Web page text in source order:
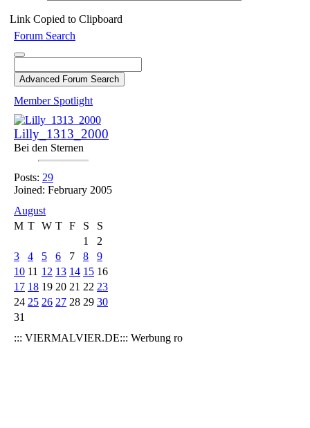
Link Copied to Clipboard
Forum Search
Member Spotlight
Lilly_1313_2000
Bei den Sternen
Posts: 29
Joined: February 2005
August
M T W T F S
S
1
2
3
4 5 6 7 8
9
10 11 12 13 14 15 16
17 18 19 20 21 22 23
24 25 26 27 28 29 30
31
::: VIERMALVIER.DE::: Werbung ro